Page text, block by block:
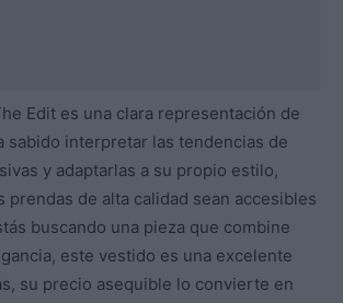
Edit es una clara representación de
sabido interpretar las tendencias de
y adaptarlas a su propio estilo,
prendas de alta calidad sean accesibles
buscando una pieza que combine
este vestido es una excelente
su precio asequible lo convierte en